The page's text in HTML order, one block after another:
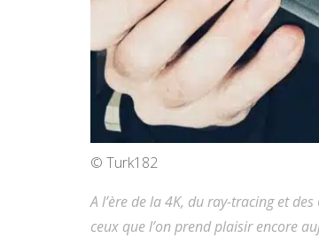
© Turk182
A l’ère de la 4K, du ray-tracing et
ceux que l’on prend plaisir encore